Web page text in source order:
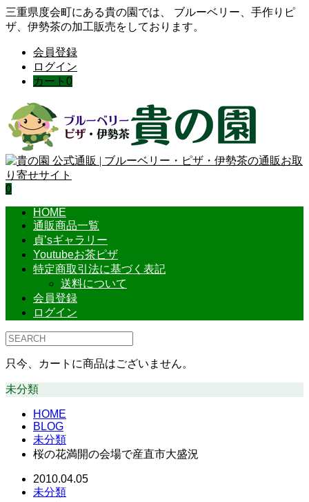
三重県度会町にある貴の園では、 ブルーベリー、手作りピ
ザ、伊勢茶の加工販売をしております。
会員登録
ログイン
カート 0
0
HOME
通販商品一覧
貞’sギャラリー
Youtubeお茶ピザ
特定商取引法に基づく表記
送料について
会員登録
ログイン
只今、カートに商品はございません。
未分類
HOME
BLOG
未分類
桜の花満開の会場で産直市大盛況
2010.04.05
未分類